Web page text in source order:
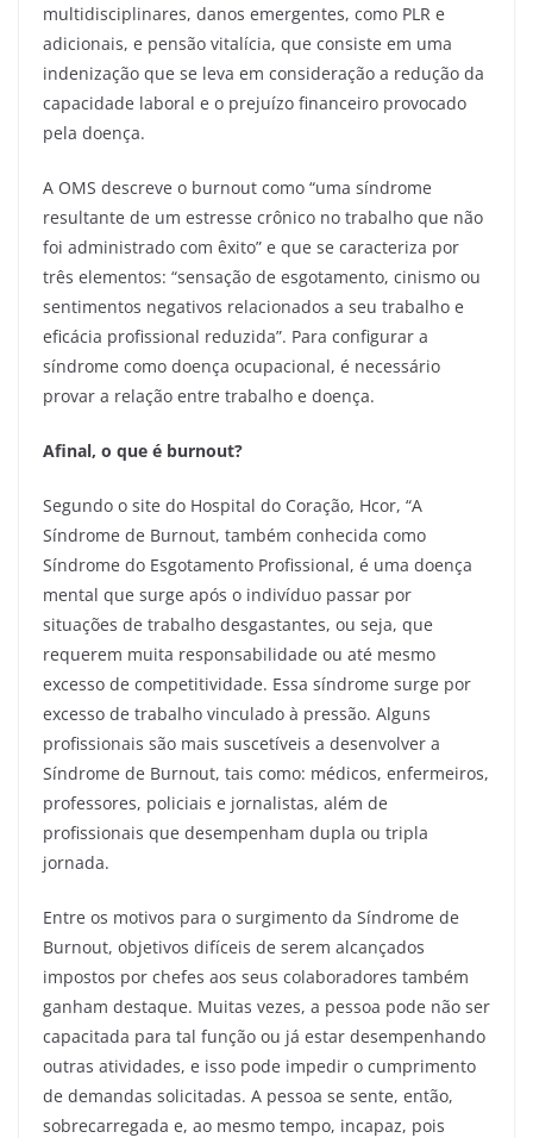
multidisciplinares, danos emergentes, como PLR e
adicionais, e pensão vitalícia, que consiste em uma
indenização que se leva em consideração a redução da
capacidade laboral e o prejuízo financeiro provocado
pela doença.
A OMS descreve o burnout como “uma síndrome
resultante de um estresse crônico no trabalho que não
foi administrado com êxito” e que se caracteriza por
três elementos: “sensação de esgotamento, cinismo ou
sentimentos negativos relacionados a seu trabalho e
eficácia profissional reduzida”. Para configurar a
síndrome como doença ocupacional, é necessário
provar a relação entre trabalho e doença.
Afinal, o que é burnout?
Segundo o site do Hospital do Coração, Hcor, “A
Síndrome de Burnout, também conhecida como
Síndrome do Esgotamento Profissional, é uma doença
mental que surge após o indivíduo passar por
situações de trabalho desgastantes, ou seja, que
requerem muita responsabilidade ou até mesmo
excesso de competitividade. Essa síndrome surge por
excesso de trabalho vinculado à pressão. Alguns
profissionais são mais suscetíveis a desenvolver a
Síndrome de Burnout, tais como: médicos, enfermeiros,
professores, policiais e jornalistas, além de
profissionais que desempenham dupla ou tripla
jornada.
Entre os motivos para o surgimento da Síndrome de
Burnout, objetivos difíceis de serem alcançados
impostos por chefes aos seus colaboradores também
ganham destaque. Muitas vezes, a pessoa pode não ser
capacitada para tal função ou já estar desempenhando
outras atividades, e isso pode impedir o cumprimento
de demandas solicitadas. A pessoa se sente, então,
sobrecarregada e, ao mesmo tempo, incapaz, pois